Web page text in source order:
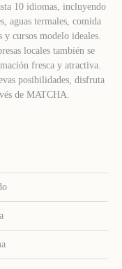
10 idiomas, incluyendo
aguas termales, comida
y cursos modelo ideales.
locales también se
fresca y atractiva.
posibilidades, disfruta
de MATCHA.